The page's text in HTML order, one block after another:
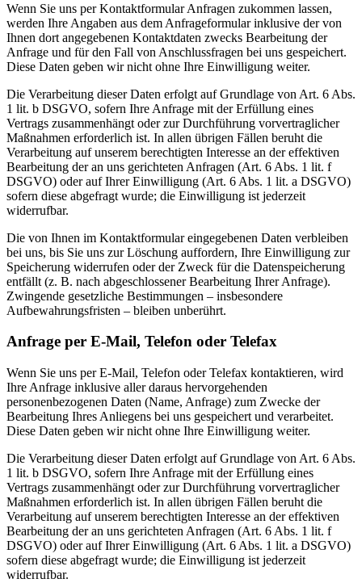
Wenn Sie uns per Kontaktformular Anfragen zukommen lassen,
werden Ihre Angaben aus dem Anfrageformular inklusive der von
Ihnen dort angegebenen Kontaktdaten zwecks Bearbeitung der
Anfrage und für den Fall von Anschlussfragen bei uns gespeichert.
Diese Daten geben wir nicht ohne Ihre Einwilligung weiter.
Die Verarbeitung dieser Daten erfolgt auf Grundlage von Art. 6 Abs.
1 lit. b DSGVO, sofern Ihre Anfrage mit der Erfüllung eines
Vertrags zusammenhängt oder zur Durchführung vorvertraglicher
Maßnahmen erforderlich ist. In allen übrigen Fällen beruht die
Verarbeitung auf unserem berechtigten Interesse an der effektiven
Bearbeitung der an uns gerichteten Anfragen (Art. 6 Abs. 1 lit. f
DSGVO) oder auf Ihrer Einwilligung (Art. 6 Abs. 1 lit. a DSGVO)
sofern diese abgefragt wurde; die Einwilligung ist jederzeit
widerrufbar.
Die von Ihnen im Kontaktformular eingegebenen Daten verbleiben
bei uns, bis Sie uns zur Löschung auffordern, Ihre Einwilligung zur
Speicherung widerrufen oder der Zweck für die Datenspeicherung
entfällt (z. B. nach abgeschlossener Bearbeitung Ihrer Anfrage).
Zwingende gesetzliche Bestimmungen – insbesondere
Aufbewahrungsfristen – bleiben unberührt.
Anfrage per E-Mail, Telefon oder Telefax
Wenn Sie uns per E-Mail, Telefon oder Telefax kontaktieren, wird
Ihre Anfrage inklusive aller daraus hervorgehenden
personenbezogenen Daten (Name, Anfrage) zum Zwecke der
Bearbeitung Ihres Anliegens bei uns gespeichert und verarbeitet.
Diese Daten geben wir nicht ohne Ihre Einwilligung weiter.
Die Verarbeitung dieser Daten erfolgt auf Grundlage von Art. 6 Abs.
1 lit. b DSGVO, sofern Ihre Anfrage mit der Erfüllung eines
Vertrags zusammenhängt oder zur Durchführung vorvertraglicher
Maßnahmen erforderlich ist. In allen übrigen Fällen beruht die
Verarbeitung auf unserem berechtigten Interesse an der effektiven
Bearbeitung der an uns gerichteten Anfragen (Art. 6 Abs. 1 lit. f
DSGVO) oder auf Ihrer Einwilligung (Art. 6 Abs. 1 lit. a DSGVO)
sofern diese abgefragt wurde; die Einwilligung ist jederzeit
widerrufbar.